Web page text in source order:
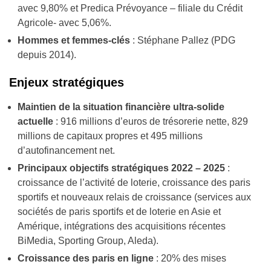
avec 9,80% et Predica Prévoyance – filiale du Crédit
Agricole- avec 5,06%.
Hommes et femmes-clés : Stéphane Pallez (PDG
depuis 2014).
Enjeux stratégiques
Maintien de la situation financière ultra-solide
actuelle : 916 millions d’euros de trésorerie nette, 829
millions de capitaux propres et 495 millions
d’autofinancement net.
Principaux objectifs stratégiques 2022 – 2025 :
croissance de l’activité de loterie, croissance des paris
sportifs et nouveaux relais de croissance (services aux
sociétés de paris sportifs et de loterie en Asie et
Amérique, intégrations des acquisitions récentes
BiMedia, Sporting Group, Aleda).
Croissance des paris en ligne : 20% des mises